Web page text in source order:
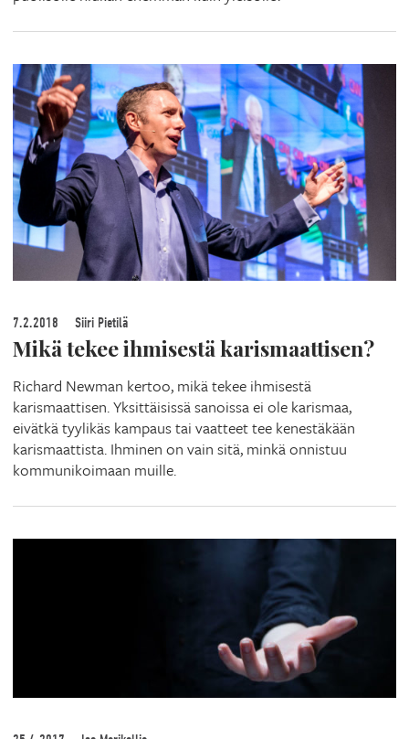
7.2.2018 Siiri Pietilä
Mikä tekee ihmisestä karismaattisen?
Richard Newman kertoo, mikä tekee ihmisestä
karismaattisen. Yksittäisissä sanoissa ei ole karismaa,
eivätkä tyylikäs kampaus tai vaatteet tee kenestäkään
karismaattista. Ihminen on vain sitä, minkä onnistuu
kommunikoimaan muille.